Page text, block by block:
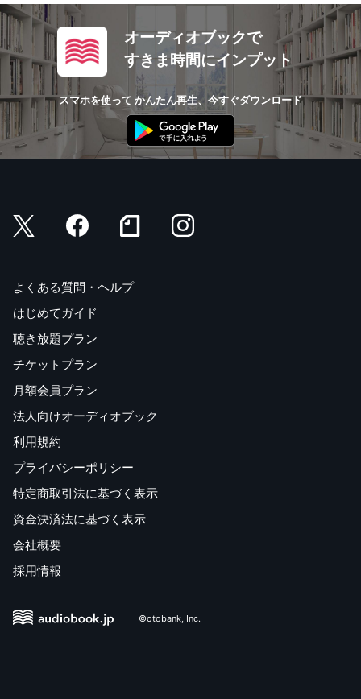
オーディオブックで
すきま時間にインプット
スマホを使って かんたん再生、今すぐダウンロード
よくある質問・ヘルプ
はじめてガイド
聴き放題プラン
チケットプラン
月額会員プラン
法人向けオーディオブック
利用規約
プライバシーポリシー
特定商取引法に基づく表示
資金決済法に基づく表示
会社概要
採用情報
©otobank, Inc.